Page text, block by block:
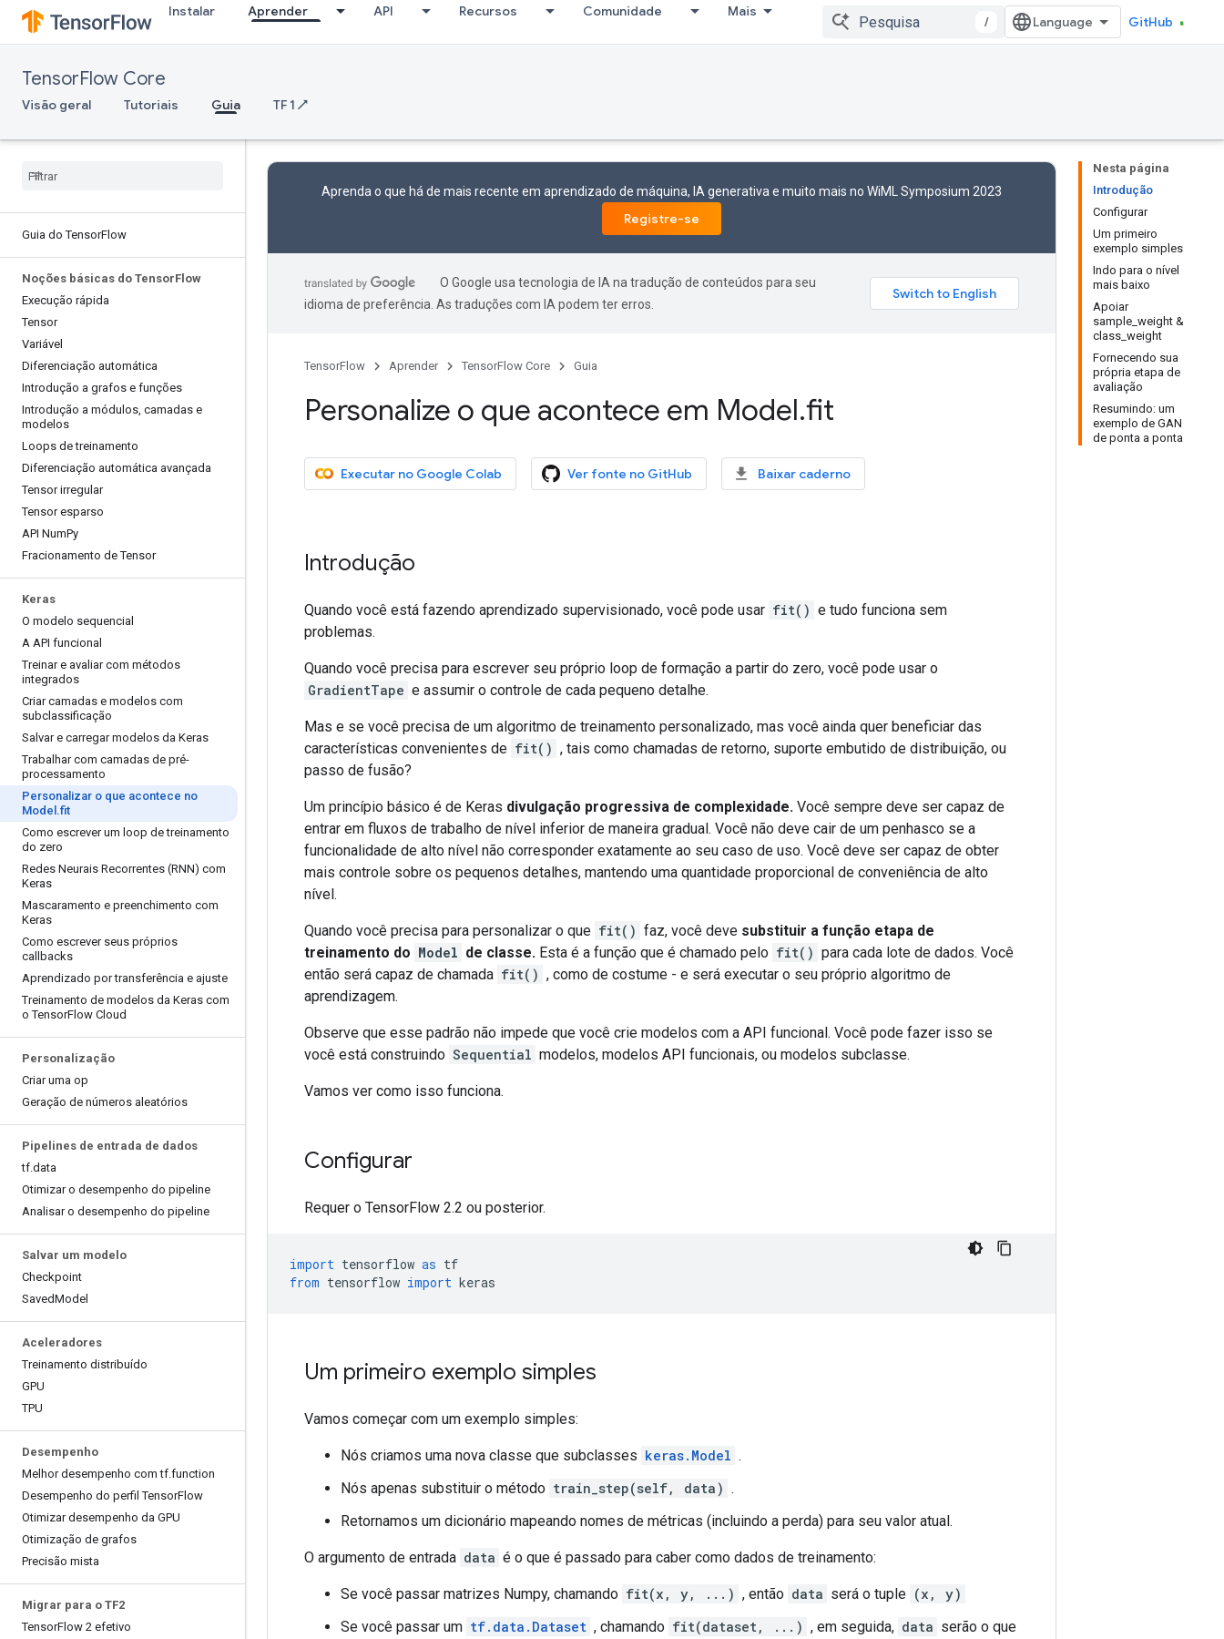
Instalar Aprender API Recursos Comunidade Mais
/ GitHub
TensorFlow Core
Visão geral Tutoriais Guia TF 1 ↗
Guia do TensorFlow
Noções básicas do TensorFlow
Execução rápida
Tensor
Variável
Diferenciação automática
Introdução a grafos e funções
Introdução a módulos, camadas e
modelos
Loops de treinamento
Diferenciação automática avançada
Tensor irregular
Tensor esparso
API NumPy
Fracionamento de Tensor
Keras
O modelo sequencial
A API funcional
Treinar e avaliar com métodos
integrados
Criar camadas e modelos com
subclassificação
Salvar e carregar modelos da Keras
Trabalhar com camadas de pré-
processamento
Personalizar o que acontece no
Model .fit
Como escrever um loop de treinamento
do zero
Redes Neurais Recorrentes (RNN) com
Keras
Mascaramento e preenchimento com
Keras
Como escrever seus próprios
callbacks
Aprendizado por transferência e ajuste
Treinamento de modelos da Keras com
o TensorFlow Cloud
Personalização
Criar uma op
Geração de números aleatórios
Pipelines de entrada de dados
tf.data
Otimizar o desempenho do pipeline
Analisar o desempenho do pipeline
Salvar um modelo
Checkpoint
SavedModel
Aceleradores
Treinamento distribuído
GPU
TPU
Desempenho
Melhor desempenho com tf.function
Desempenho do perfil TensorFlow
Otimizar desempenho da GPU
Otimização de grafos
Precisão mista
Migrar para o TF2
TensorFlow 2 efetivo
Nesta página
Introdução
Configurar
Um primeiro
exemplo simples
Indo para o nível
mais baixo
Apoiar
sample_weight &
class_weight
Fornecendo sua
própria etapa de
avaliação
Resumindo: um
exemplo de GAN
de ponta a ponta
Aprenda o que há de mais recente em aprendizado de máquina, IA generativa e muito mais no WiML Symposium 2023
Registre-se
O Google usa tecnologia de IA na tradução de conteúdos para seu
idioma de preferência. As traduções com IA podem ter erros.
TensorFlow Aprender TensorFlow Core Guia
Personalize o que acontece em Model.fit
Executar no Google Colab Ver fonte no GitHub Baixar caderno
Introdução
Quando você está fazendo aprendizado supervisionado, você pode usar fit() e tudo funciona sem
problemas.
Quando você precisa para escrever seu próprio loop de formação a partir do zero, você pode usar o
GradientTape e assumir o controle de cada pequeno detalhe.
Mas e se você precisa de um algoritmo de treinamento personalizado, mas você ainda quer beneficiar das
características convenientes de fit() , tais como chamadas de retorno, suporte embutido de distribuição, ou
passo de fusão?
Um princípio básico é de Keras divulgação progressiva de complexidade. Você sempre deve ser capaz de
entrar em fluxos de trabalho de nível inferior de maneira gradual. Você não deve cair de um penhasco se a
funcionalidade de alto nível não corresponder exatamente ao seu caso de uso. Você deve ser capaz de obter
mais controle sobre os pequenos detalhes, mantendo uma quantidade proporcional de conveniência de alto
nível.
Quando você precisa para personalizar o que fit() faz, você deve substituir a função etapa de
treinamento do Model de classe. Esta é a função que é chamado pelo fit() para cada lote de dados. Você
então será capaz de chamada fit() , como de costume - e será executar o seu próprio algoritmo de
aprendizagem.
Observe que esse padrão não impede que você crie modelos com a API funcional. Você pode fazer isso se
você está construindo Sequential modelos, modelos API funcionais, ou modelos subclasse.
Vamos ver como isso funciona.
Configurar
Requer o TensorFlow 2.2 ou posterior.
import tensorflow as tf
from tensorflow import keras
Um primeiro exemplo simples
Vamos começar com um exemplo simples:
Nós criamos uma nova classe que subclasses keras.Model .
Nós apenas substituir o método train_step(self, data) .
Retornamos um dicionário mapeando nomes de métricas (incluindo a perda) para seu valor atual.
O argumento de entrada data é o que é passado para caber como dados de treinamento:
Se você passar matrizes Numpy, chamando fit(x, y, ...) , então data será o tuple (x, y)
Se você passar um tf.data.Dataset , chamando fit(dataset, ...) , em seguida, data serão o que